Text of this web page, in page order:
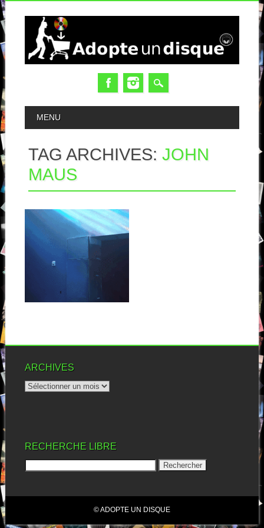
MAIN MENU
MENU
TAG ARCHIVES:JOHN
MAUS
JOHN MAUS :
LATER THAN YOU
THINK
Quand on voit ce qui truste les
ARCHIVES
RECHERCHE LIBRE
© ADOPTE UN DISQUE